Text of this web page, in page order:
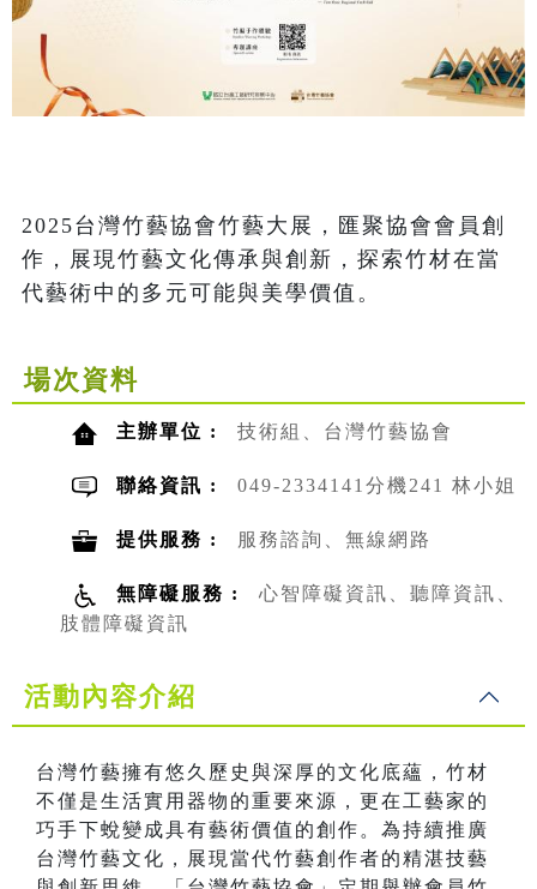
2025台灣竹藝協會竹藝大展，匯聚協會會員創
作，展現竹藝文化傳承與創新，探索竹材在當
代藝術中的多元可能與美學價值。
場次資料
主辦單位 : 技術組、台灣竹藝協會
聯絡資訊 : 049-2334141分機241 林小姐
提供服務 : 服務諮詢、無線網路
無障礙服務 :
心智障礙資訊、聽障資訊、
肢體障礙資訊
活動內容介紹
台灣竹藝擁有悠久歷史與深厚的文化底蘊，竹材
不僅是生活實用器物的重要來源，更在工藝家的
巧手下蛻變成具有藝術價值的創作。為持續推廣
台灣竹藝文化，展現當代竹藝創作者的精湛技藝